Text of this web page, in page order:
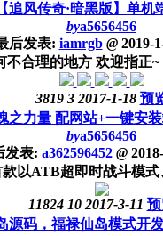
追风传奇·暗黑版】单
bya5656456
后发表: iamrgb @2019-
合理的地方 欢迎指正
3819 3 2017-1-18 预
之力量 配网站+一键安
bya5656456
发表: a362596452 @
以ATB超即时战斗模
11824 10 2017-3-11
源码，福禄仙岛模式开